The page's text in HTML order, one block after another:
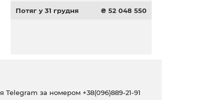
Потяг у 31 грудня ₴ 52 048 550
Telegram за номером +38(096)889-21-91